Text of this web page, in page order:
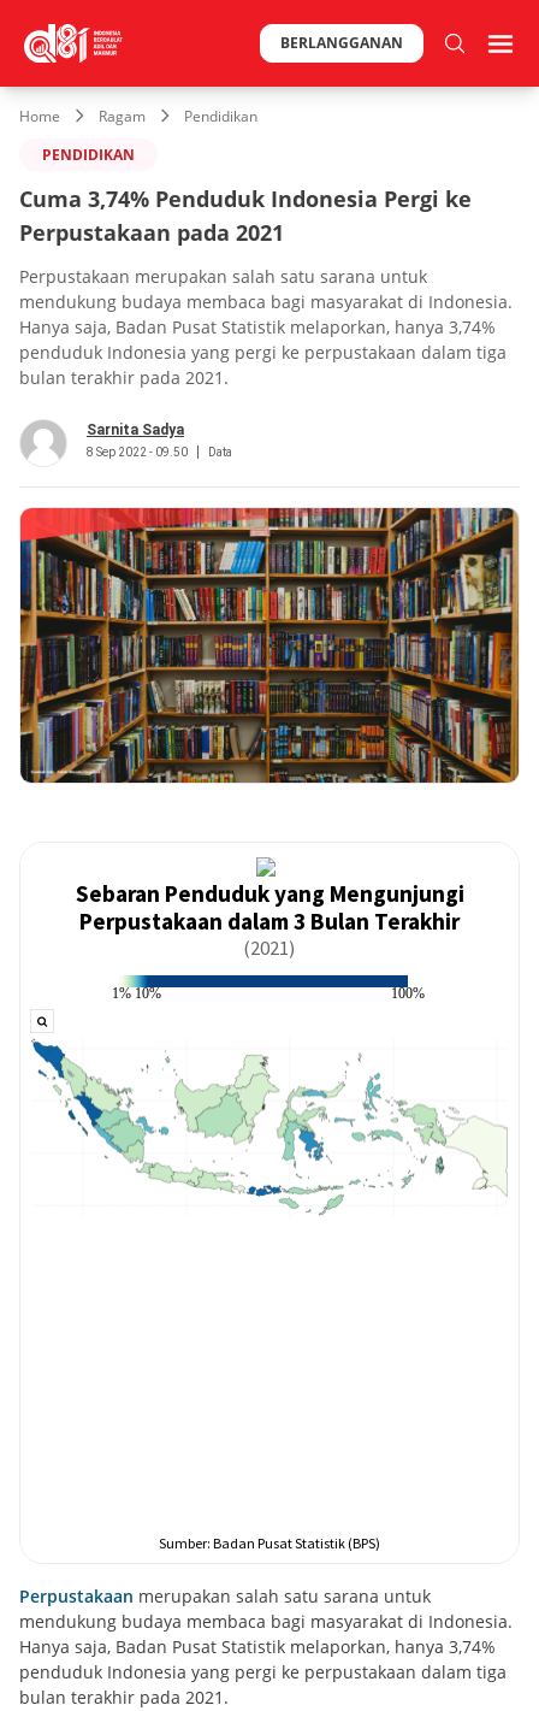
BERLANGGANAN
Home Ragam
Pendidikan
PENDIDIKAN
Cuma 3,74% Penduduk Indonesia Pergi ke
Perpustakaan pada 2021
Perpustakaan merupakan salah satu sarana untuk
mendukung budaya membaca bagi masyarakat di Indonesia.
Hanya saja, Badan Pusat Statistik melaporkan, hanya 3,74%
penduduk Indonesia yang pergi ke perpustakaan dalam tiga
bulan terakhir pada 2021.
Sarnita Sadya
8 Sep 2022 - 09.50 Data
Perpustakaan merupakan salah satu sarana untuk
mendukung budaya membaca bagi masyarakat di Indonesia.
Hanya saja, Badan Pusat Statistik melaporkan, hanya 3,74%
penduduk Indonesia yang pergi ke perpustakaan dalam tiga
bulan terakhir pada 2021.